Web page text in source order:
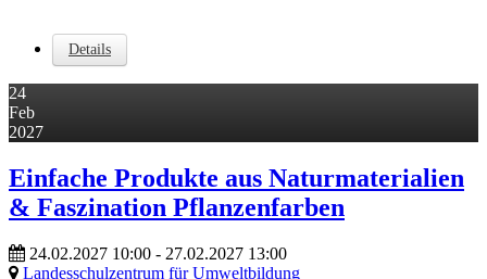
Details
24
Feb
2027
Einfache Produkte aus Naturmaterialien
& Faszination Pflanzenfarben
24.02.2027 10:00 - 27.02.2027 13:00
Landesschulzentrum für Umweltbildung